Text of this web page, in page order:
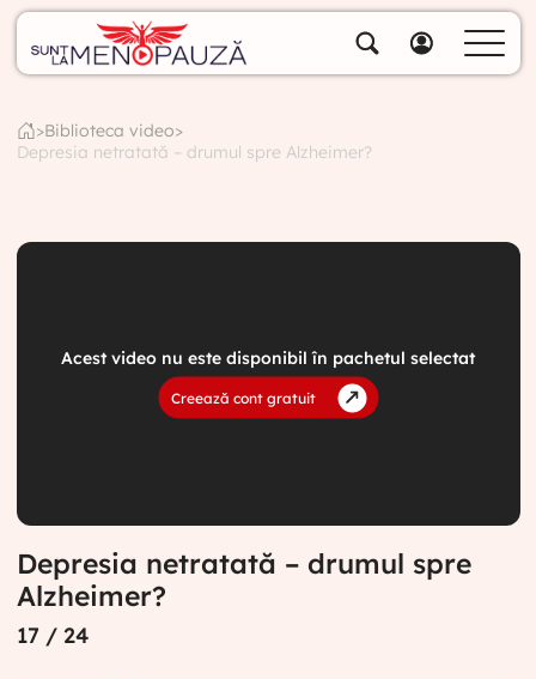
Specialiștii noștri
Soluții
Biblioteca video
Contul meu
>Biblioteca video>
Depresia netratată – drumul spre Alzheimer?
Acest video nu este disponibil în pachetul selectat
Creează cont gratuit
Depresia netratată – drumul spre
Alzheimer?
17/ 24